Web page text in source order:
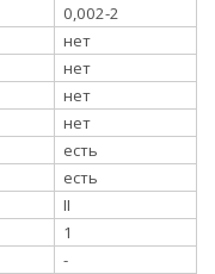
0,002-2
нет
нет
нет
нет
есть
есть
II
1
-